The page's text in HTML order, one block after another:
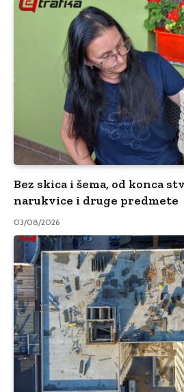
Bez skica i šema, od konca
narukvice i druge predmete
03/08/2026